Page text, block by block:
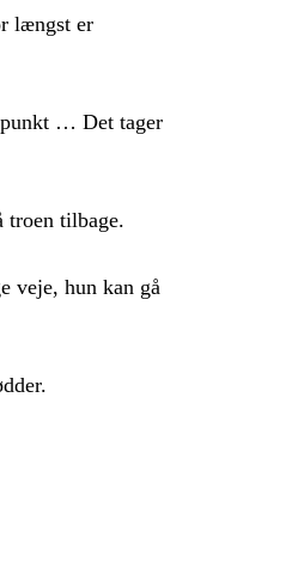
længst er
… Det tager
tilbage.
veje, hun kan gå